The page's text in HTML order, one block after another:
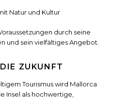
Natur und Kultur
durch seine
und sein vielfältiges Angebot.
ZUKUNFT
Tourismus wird Mallorca
Insel als hochwertige,